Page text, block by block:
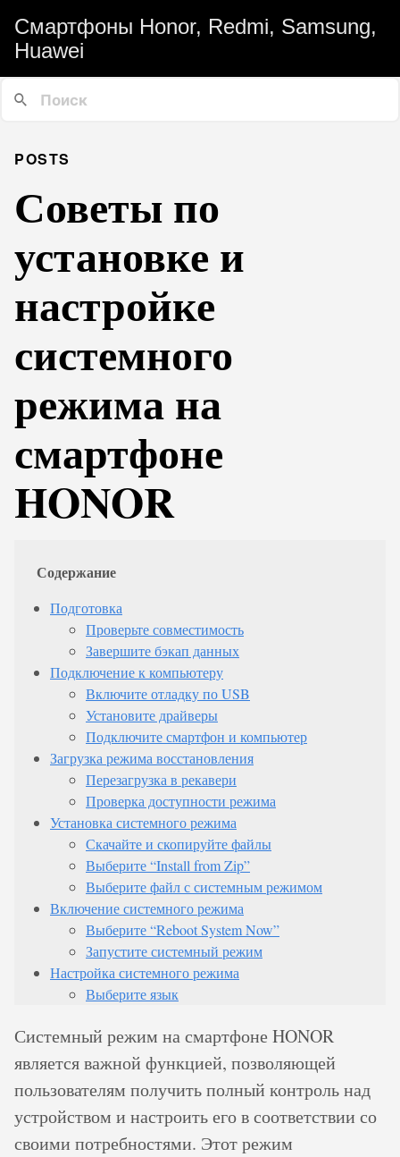
Смартфоны Honor, Redmi, Samsung,
Huawei
POSTS
Советы по
установке и
настройке
системного
режима на
смартфоне
HONOR
Содержание
Подготовка
Проверьте совместимость
Завершите бэкап данных
Подключение к компьютеру
Включите отладку по USB
Установите драйверы
Подключите смартфон и компьютер
Загрузка режима восстановления
Перезагрузка в рекавери
Проверка доступности режима
Установка системного режима
Скачайте и скопируйте файлы
Выберите “Install from Zip”
Выберите файл с системным режимом
Включение системного режима
Выберите “Reboot System Now”
Запустите системный режим
Настройка системного режима
Выберите язык
Системный режим на смартфоне HONOR
является важной функцией, позволяющей
пользователям получить полный контроль над
устройством и настроить его в соответствии со
своими потребностями. Этот режим